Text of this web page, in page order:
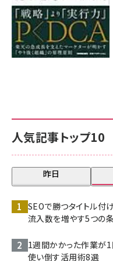
人気記事トップ10
昨日
SEOで勝つタイトル付
流入数を増やす5つの
1週間かかった作業
使い倒す活用術8選